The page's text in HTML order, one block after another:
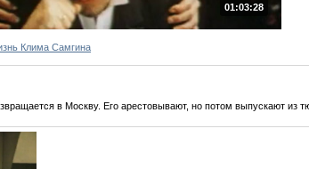
01:03:28
Клима Самгина
в Москву. Его арестовывают, но потом выпускают из